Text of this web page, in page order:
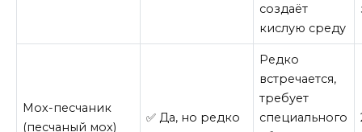
создаёт
кислую среду
Мох-песчаник
(песчаный мох)
✅ Да, но редко
Редко
встречается,
требует
специального